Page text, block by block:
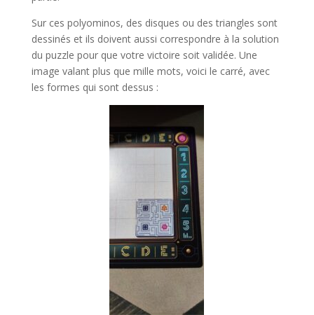
Sur ces polyominos, des disques ou des triangles sont
dessinés et ils doivent aussi correspondre à la solution
du puzzle pour que votre victoire soit validée. Une
image valant plus que mille mots, voici le carré, avec
les formes qui sont dessus :